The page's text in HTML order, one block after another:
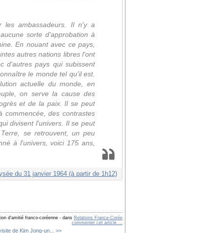
les ambassadeurs. Il n'y a
sorte d'approbation à
En nouant avec ce pays,
autres nations libres l'ont
d'autres pays qui subissent
le monde tel qu'il est.
actuelle du monde, en
on serve la cause des
et de la paix. Il se peut
commencée, des contrastes
divisent l'univers. Il se peut
se retrouvent, un peu
à l'univers, voici 175 ans,
du 31 janvier 1964 (à partir de 1h12)
d'amitié franco-coréenne - dans Relations France-Corée
commenter cet article …
de Kim Jong-un... >>